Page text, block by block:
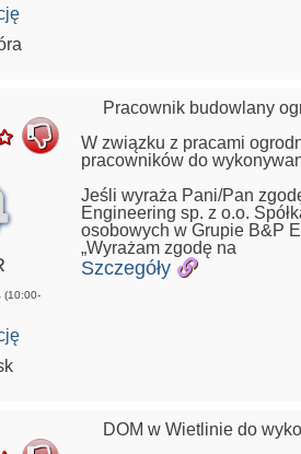
(10:00-
Pracownik budowlany
W związku z pracami
pracowników do
Jeśli wyraża Pani/Pan
Engineering sp. z o.o.
osobowych w Grupie B&P
„Wyrażam zgodę na
Szczegóły
DOM w Wietlinie do